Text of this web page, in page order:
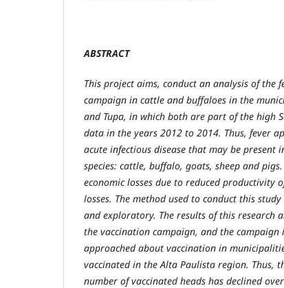
ABSTRACT
This project aims, conduct an analysis of the
campaign in cattle and buffaloes in the
and Tupa, in which both are part of the high
data in the years 2012 to 2014. Thus, fever
acute infectious disease that may be present
species: cattle, buffalo, goats, sheep and
economic losses due to reduced productivity
losses. The method used to conduct this
and exploratory. The results of this research
the vaccination campaign, and the
approached about vaccination in
vaccinated in the Alta Paulista region. Thus,
number of vaccinated heads has declined